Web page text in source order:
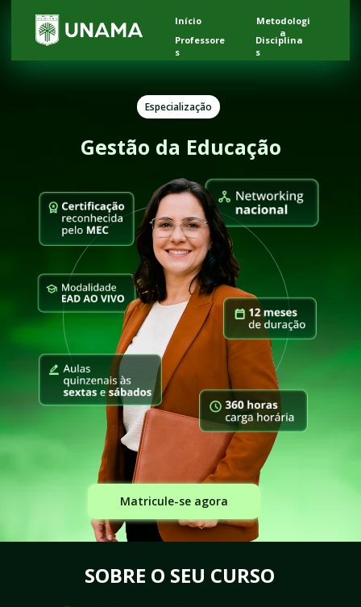
Gestão da Educação
Especialização
Matricule-se agora
Disciplina
s
Início
Metodologi
a
Professore
s
SOBRE O SEU CURSO